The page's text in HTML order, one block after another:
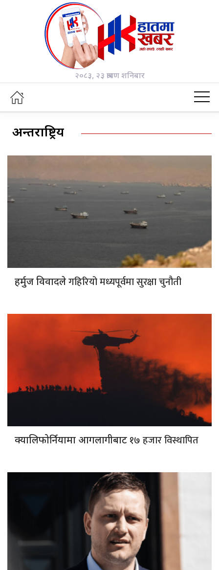
२०८३, २३ श्रावण शनिबार
अन्तर्राष्ट्रिय
हर्मुज विवादलेगहिरियो मध्यपूर्वमा सुरक्षा चुनौती
क्यालिफोर्नियामा आगलागीबाट १७ हजार विस्थापित